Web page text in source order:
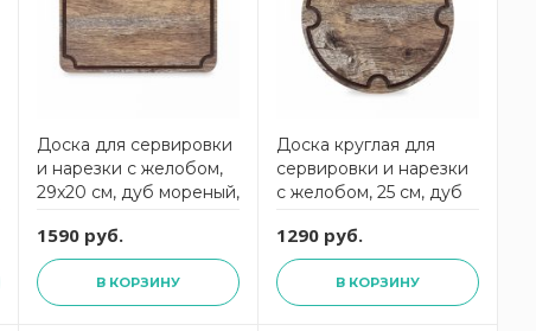
Доска для сервировки
и нарезки с желобом,
29x20 см, дуб мореный,
Surface,
DSJ29200634KL6,
ComposeEat
1590 руб.
В КОРЗИНУ
Доска круглая для
сервировки и нарезки
с желобом, 25 см, дуб
материал, Surface,
DSJ2500634KL6,
ComposeEat
1290 руб.
В КОРЗИНУ